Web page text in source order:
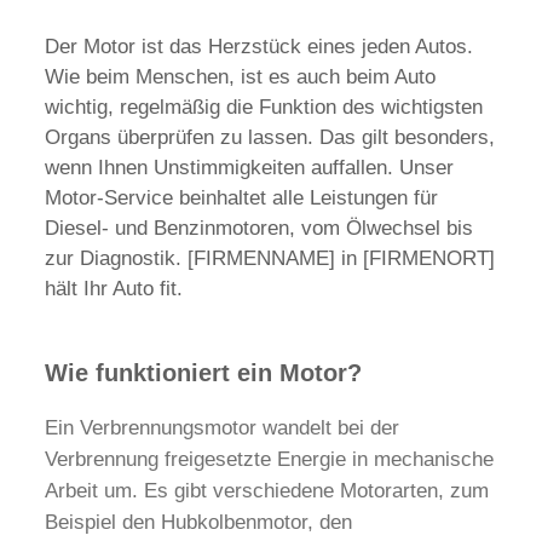
Der Motor ist das Herzstück eines jeden Autos.
Wie beim Menschen, ist es auch beim Auto
wichtig, regelmäßig die Funktion des wichtigsten
Organs überprüfen zu lassen. Das gilt besonders,
wenn Ihnen Unstimmigkeiten auffallen. Unser
Motor-Service beinhaltet alle Leistungen für
Diesel- und Benzinmotoren, vom Ölwechsel bis
zur Diagnostik. [FIRMENNAME] in [FIRMENORT]
hält Ihr Auto fit.
Wie funktioniert ein Motor?
Ein Verbrennungsmotor wandelt bei der
Verbrennung freigesetzte Energie in mechanische
Arbeit um. Es gibt verschiedene Motorarten, zum
Beispiel den Hubkolbenmotor, den